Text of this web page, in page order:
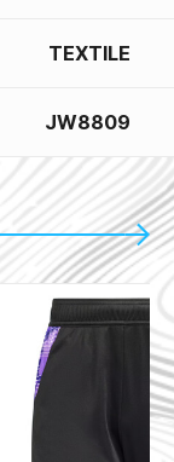
TEXTILE
JW8809